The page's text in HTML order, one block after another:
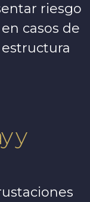
riesgo
casos de
y